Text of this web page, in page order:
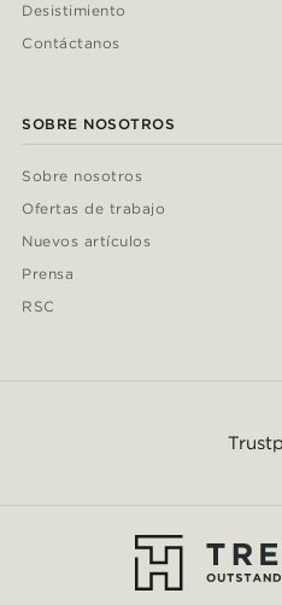
Desistimiento
Contáctanos
SOBRE NOSOTROS
Sobre nosotros
Ofertas de trabajo
Nuevos artículos
Prensa
RSC